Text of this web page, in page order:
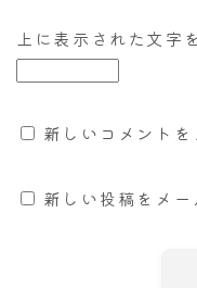
上に表示された文字
新しいコメント
新しい投稿をメー